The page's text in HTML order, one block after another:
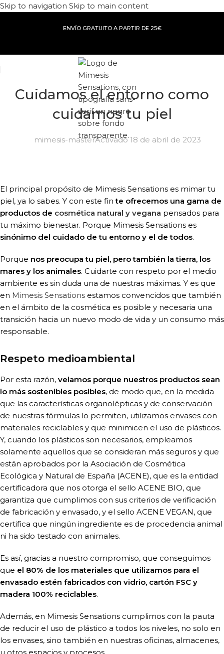
Skip to navigation Skip to main content
ENVÍO GRATUITO A PARTIR DE 25€
Cuidamos el entorno como
cuidamos tu piel
mimesis-masterActivado 18 de abril de 2023
El principal propósito de Mimesis Sensations es mimar tu
piel, ya lo sabes. Y con este finte ofrecemos una gama de
productos de cosmética natural y vegana pensados para
tu máximo bienestar. Porque Mimesis Sensations es
sinónimo del cuidado de tu entorno y el de todos.
Porque nos preocupa tu piel, pero también la tierra, los
mares y los animales. Cuidarte con respeto por el medio
ambiente es sin duda una de nuestras máximas. Y es que
en Mimesis Sensations estamos convencidos que también
en el ámbito de la cosmética es posible y necesaria una
transición hacia un nuevo modo de vida y un consumo más
responsable.
Respeto medioambiental
Por esta razón, velamos porque nuestros productos sean
lo más sostenibles posibles, de modo que, en la medida
que las características organolépticas y de conservación
de nuestras fórmulas lo permiten, utilizamos envases con
materiales reciclables y que minimicen el uso de plásticos.
Y, cuando los plásticos son necesarios, empleamos
solamente aquellos que se consideran más seguros y que
están aprobados por la Asociación de Cosmética
Ecológica y Natural de España (ACENE), que es la entidad
certificadora que nos otorga el sello ACENE BIO, que
garantiza que cumplimos con sus criterios de verificación
de fabricación y envasado, y el sello ACENE VEGAN, que
certifica que ningún ingrediente es de procedencia animal
ni ha sido testado con animales.
Es así, gracias a nuestro compromiso, que conseguimos
que el 80% de los materiales que utilizamos para el
envasado estén fabricados con vidrio, cartón FSC y
madera 100% reciclables.
Además, en Mimesis Sensations cumplimos con la pauta
de reducir el uso de plástico a todos los niveles, no solo en
los envases, sino también en nuestras oficinas, almacenes,